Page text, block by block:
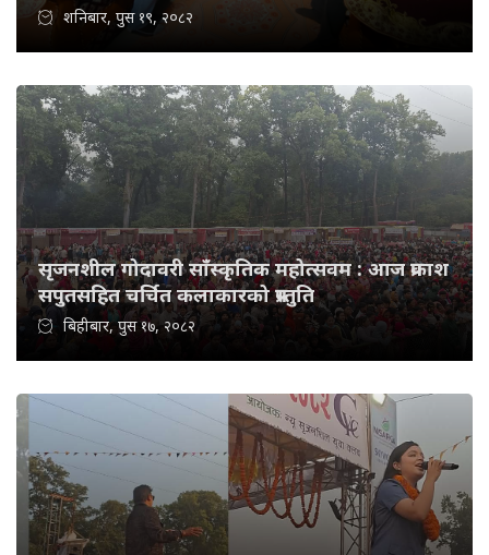
शनिबार, पुस १९, २०८२
सृजनशील गोदावरी साँस्कृतिक महोत्सवम : आज प्रकाश
सपुतसहित चर्चित कलाकारको प्रस्तुति
बिहीबार, पुस १७, २०८२